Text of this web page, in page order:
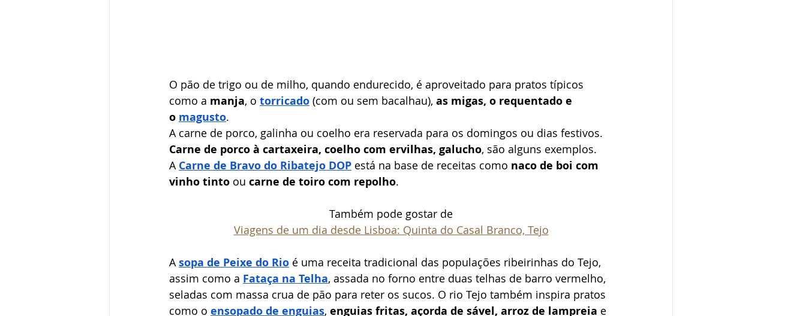
O pão de trigo ou de milho, quando endurecido, é aproveitado para pratos típicos
como a manja, o torricado (com ou sem bacalhau), as migas, o requentado e
o magusto.
A carne de porco, galinha ou coelho era reservada para os domingos ou dias festivos.
Carne de porco à cartaxeira, coelho com ervilhas, galucho, são alguns exemplos.
A Carne de Bravo do Ribatejo DOP está na base de receitas como naco de boi com
vinho tinto ou carne de toiro com repolho.
Também pode gostar de
Viagens de um dia desde Lisboa: Quinta do Casal Branco, Tejo
A sopa de Peixe do Rio é uma receita tradicional das populações ribeirinhas do Tejo,
assim como a Fataça na Telha, assada no forno entre duas telhas de barro vermelho,
seladas com massa crua de pão para reter os sucos. O rio Tejo também inspira pratos
como o ensopado de enguias, enguias fritas, açorda de sável, arroz de lampreia e